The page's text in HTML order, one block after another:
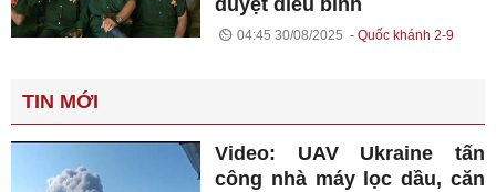
duyệt diễu binh
04:45 30/08/2025 Quốc khánh 2-9
TIN MỚI
Video: UAV Ukraine tấn
công nhà máy lọc dầu, căn